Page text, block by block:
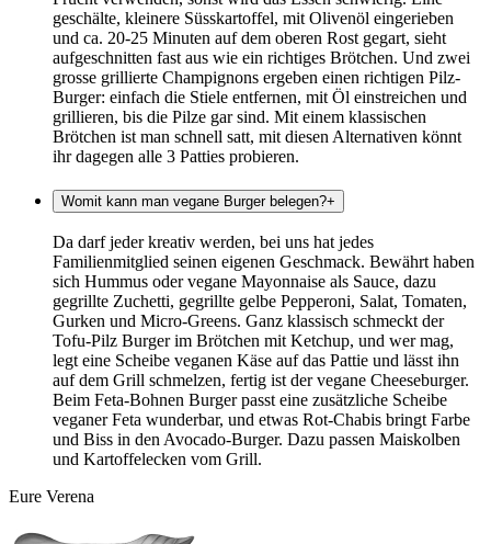
geschälte, kleinere Süsskartoffel, mit Olivenöl eingerieben
und ca. 20-25 Minuten auf dem oberen Rost gegart, sieht
aufgeschnitten fast aus wie ein richtiges Brötchen. Und zwei
grosse grillierte Champignons ergeben einen richtigen Pilz-
Burger: einfach die Stiele entfernen, mit Öl einstreichen und
grillieren, bis die Pilze gar sind. Mit einem klassischen
Brötchen ist man schnell satt, mit diesen Alternativen könnt
ihr dagegen alle 3 Patties probieren.
Womit kann man vegane Burger belegen?+
Da darf jeder kreativ werden, bei uns hat jedes
Familienmitglied seinen eigenen Geschmack. Bewährt haben
sich Hummus oder vegane Mayonnaise als Sauce, dazu
gegrillte Zuchetti, gegrillte gelbe Pepperoni, Salat, Tomaten,
Gurken und Micro-Greens. Ganz klassisch schmeckt der
Tofu-Pilz Burger im Brötchen mit Ketchup, und wer mag,
legt eine Scheibe veganen Käse auf das Pattie und lässt ihn
auf dem Grill schmelzen, fertig ist der vegane Cheeseburger.
Beim Feta-Bohnen Burger passt eine zusätzliche Scheibe
veganer Feta wunderbar, und etwas Rot-Chabis bringt Farbe
und Biss in den Avocado-Burger. Dazu passen Maiskolben
und Kartoffelecken vom Grill.
Eure Verena